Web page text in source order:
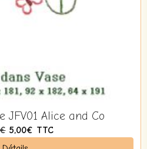
JFV01 Alice and Co
5,00€ TTC